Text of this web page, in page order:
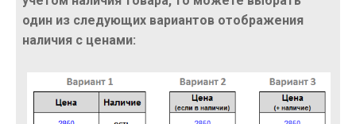
один из следующих вариантов отображения
наличия с ценами: